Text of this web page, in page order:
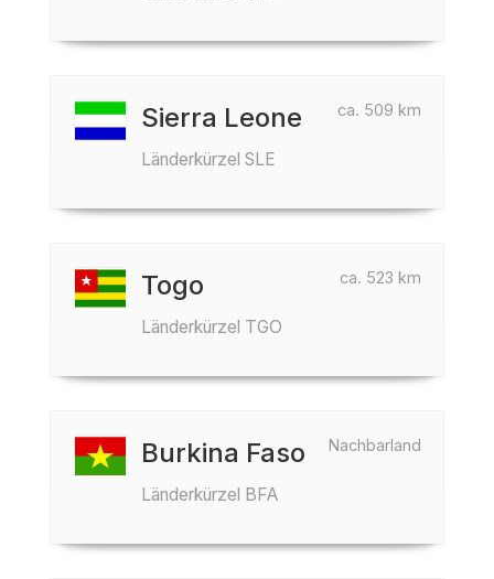
ca. 509 km
Sierra Leone
Länderkürzel SLE
ca. 523 km
Togo
Länderkürzel TGO
Nachbarland
Burkina Faso
Länderkürzel BFA